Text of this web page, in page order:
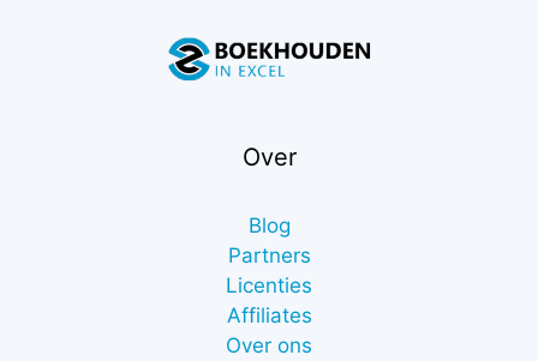
Over
Blog
Partners
Licenties
Affiliates
Over ons